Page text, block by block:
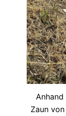
Zaun